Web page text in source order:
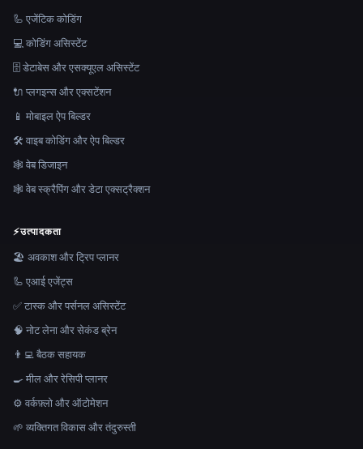
🦾 एजेंटिक कोडिंग
💻 कोडिंग असिस्टेंट
🗄️ डेटाबेस और एसक्यूएल असिस्टेंट
🔌 प्लगइन्स और एक्सटेंशन
📱 मोबाइल ऐप बिल्डर
🛠️ वाइब कोडिंग और ऐप बिल्डर
🕸 वेब डिजाइन
🕸️ वेब स्क्रैपिंग और डेटा एक्सट्रैक्शन
⚡उत्पादकता
🏖 अवकाश और ट्रिप प्लानर
🦾 एआई एजेंट्स
✅ टास्क और पर्सनल असिस्टेंट
🧠 नोट लेना और सेकंड ब्रेन
👨‍💻 बैठक सहायक
🍳 मील और रेसिपी प्लानर
⚙️ वर्कफ़्लो और ऑटोमेशन
🌱 व्यक्तिगत विकास और तंदुरुस्ती